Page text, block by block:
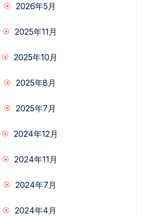
2026年5月
2025年11月
2025年10月
2025年8月
2025年7月
2024年12月
2024年11月
2024年7月
2024年4月